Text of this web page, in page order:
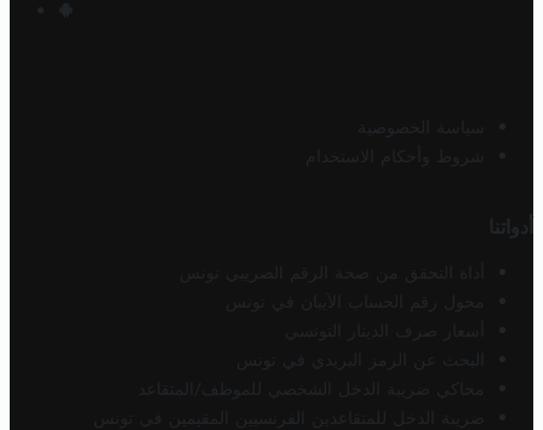
سياسة الخصوصية
شروط وأحكام الاستخدام
أدواتنا
أداة التحقق من صحة الرقم الضريبي تونس
محول رقم الحساب الآيبان في تونس
أسعار صرف الدينار التونسي
البحث عن الرمز البريدي في تونس
محاكي ضريبة الدخل الشخصي للموظف/المتقاعد
ضريبة الدخل للمتقاعدين الفرنسيين المقيمين في تونس